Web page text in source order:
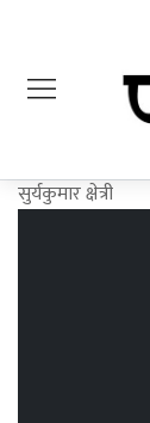
सुर्यकुमार क्षेत्री